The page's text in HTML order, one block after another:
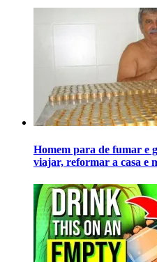
Homem para de fumar e
viajar, reformar a casa e